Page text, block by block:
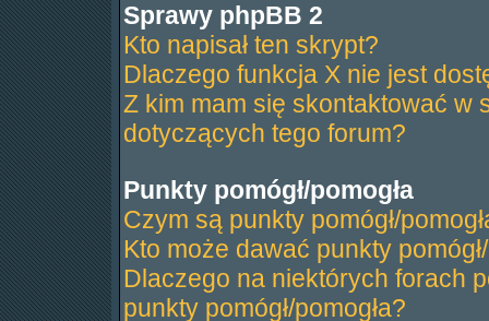
Sprawy phpBB 2
Kto napisał ten skrypt?
Dlaczego funkcja X nie jest
Z kim mam się skontaktować w
dotyczących tego forum?
Punkty pomógł/pomogła
Czym są punkty pomógł/
Kto może dawać punkty
Dlaczego na niektórych forach
punkty pomógł/pomogła?